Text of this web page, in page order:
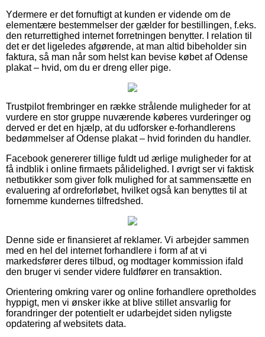
Ydermere er det fornuftigt at kunden er vidende om de
elementære bestemmelser der gælder for bestillingen, f.eks.
den returrettighed internet forretningen benytter. I relation til
det er det ligeledes afgørende, at man altid bibeholder sin
faktura, så man når som helst kan bevise købet af Odense
plakat – hvid, om du er dreng eller pige.
Trustpilot frembringer en række strålende muligheder for at
vurdere en stor gruppe nuværende køberes vurderinger og
derved er det en hjælp, at du udforsker e-forhandlerens
bedømmelser af Odense plakat – hvid forinden du handler.
Facebook genererer tillige fuldt ud ærlige muligheder for at
få indblik i online firmaets pålidelighed. I øvrigt ser vi faktisk
netbutikker som giver folk mulighed for at sammensætte en
evaluering af ordreforløbet, hvilket også kan benyttes til at
fornemme kundernes tilfredshed.
Denne side er finansieret af reklamer. Vi arbejder sammen
med en hel del internet forhandlere i form af at vi
markedsfører deres tilbud, og modtager kommission ifald
den bruger vi sender videre fuldfører en transaktion.
Orientering omkring varer og online forhandlere opretholdes
hyppigt, men vi ønsker ikke at blive stillet ansvarlig for
forandringer der potentielt er udarbejdet siden nyligste
opdatering af websitets data.